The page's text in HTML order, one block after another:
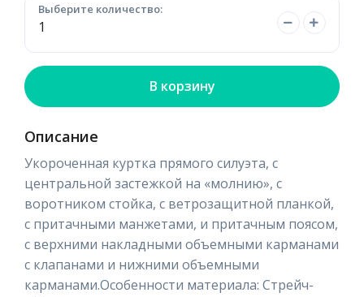
Выберите количество:
В корзину
Описание
Укороченная куртка прямого силуэта, с
центральной застежкой на «молнию», с
воротником стойка, с ветрозащитной планкой,
с притачными манжетами, и притачным поясом,
с верхними накладными объемными карманами
с клапанами и нижними объемными
карманами.Особенности материала: Стрейч-